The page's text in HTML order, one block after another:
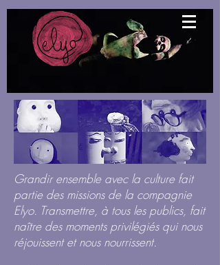
Grandir ensemble avec la culture fait
partie des missions de la compagnie
Elyo. Transmettre, à tous les publics, fait
naître des moments privilégiés qui nous
réjouissent et nous nourrissent.